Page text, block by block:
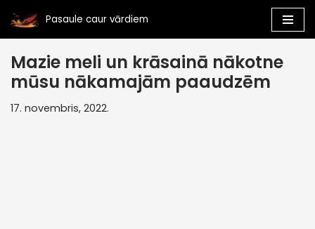
Skip
to
content
Pasaule caur vārdiem
Mazie meli un krāsainā nākotne
mūsu nākamajām paaudzēm
17. novembris, 2022.